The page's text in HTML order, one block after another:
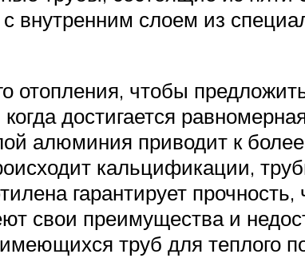
внутренним слоем из
отопления, чтобы
достигается
алюминия приводит к
кальцификации,
гарантирует прочность,
свои преимущества и
труб для теплого